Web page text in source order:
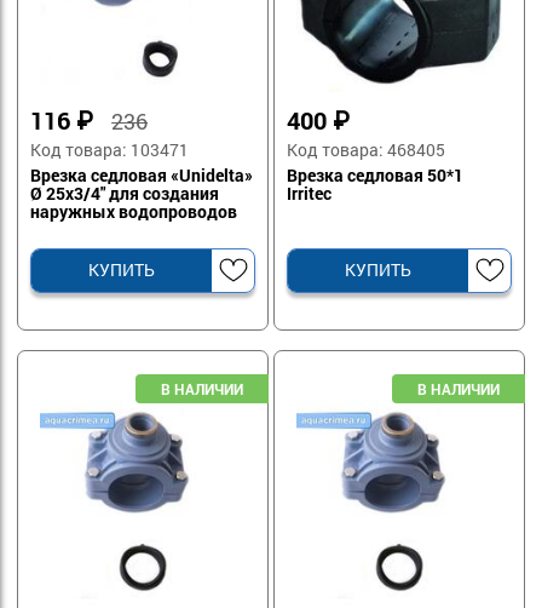
116 ₽236
Код товара: 103471
Врезка седловая «Unidelta»
Ø 25х3/4" для создания
наружных водопроводов
КУПИТЬ
400 ₽
Код товара: 468405
Врезка седловая 50*1
Irritec
КУПИТЬ